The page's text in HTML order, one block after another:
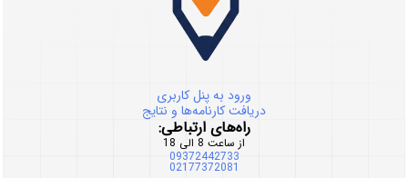
ورود به پنل کاربری
دریافت کارنامه‌ها و نتایج
راه‌های ارتباطی:
از ساعت 8 الی 18
09372442733
02177372081